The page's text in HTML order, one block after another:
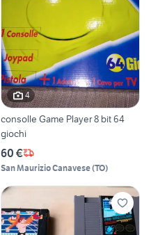
4
consolle Game Player 8 bit 64
giochi
60 €
San Maurizio Canavese(TO)